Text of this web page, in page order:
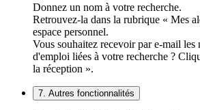
Donnez un nom à votre recherche.
Retrouvez-la dans la rubrique « Mes
espace personnel.
Vous souhaitez recevoir par e-mail les
d'emploi liées à votre recherche ?
la réception ».
7. Autres fonctionnalités